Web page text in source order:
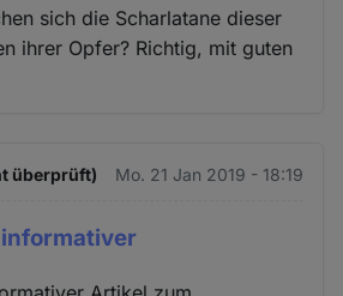
sich die Scharlatane dieser
ihrer Opfer? Richtig, mit guten
überprüft) Mo. 21 Jan 2019 - 18:19